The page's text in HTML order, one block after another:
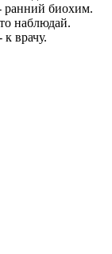
ранний биохим.
наблюдай.
врачу.